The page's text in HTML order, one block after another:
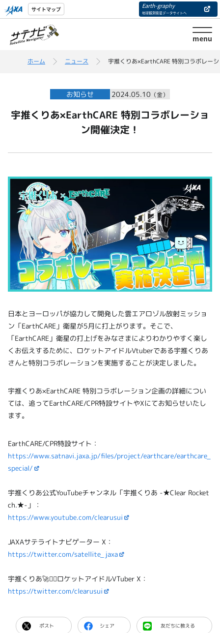
サイトマップ Earth-graphy
地球観測衛星データサイトへ
menu
ホーム ニュース 宇推くりあ×EarthCARE 特別コラボレー
お知らせ 2024.05.10 （金）
宇推くりあ×EarthCARE 特別コラボレーショ
ン開催決定！
日本とヨーロッパが協力して開発した雲エアロゾル放射ミッショ
ン「EarthCARE」衛星が5月に打上がります。そこで、
「EarthCARE」衛星の打上げをみなさまによりわかりやすく楽し
くお伝えするために、ロケットアイドルVtuberである宇推くりあ
さんと特別コラボレーションを実施することが決定しました。
宇推くりあ×EarthCARE 特別コラボレーション企画の詳細につい
ては、追ってEarthCARE/CPR特設サイトやXにてお知らせいたし
ます。
EarthCARE/CPR特設サイト：
https://www.satnavi.jaxa.jp/files/project/earthcare/earthcare_
special/
宇推くりあ公式YouTubeチャンネル「宇推くりあ -★Clear Rocket
ch.★-」：
https://www.youtube.com/clearusui
JAXAサテライトナビゲーター X：
https://twitter.com/satellite_jaxa
宇推くりあ🚀❤️‍🔥ロケットアイドルVTuber X：
https://twitter.com/clearusui
ポスト シェア 友だちに教える